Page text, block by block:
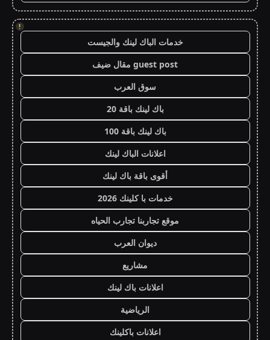
!
خدمات الباك لينك والجيست
guest post مقال ضيف
سوق العرب
باك لينك باقة 20
باك لينك باقة 100
اعلانات الباك لينك
أقوى باقة باك لينك
خدمات با كلينك 2026
موقع تجاربنا تجارب الحياه
ديوان العرب
مشاريع
اعلانات باك لينك
الرياضية
اعلانات باكلينك